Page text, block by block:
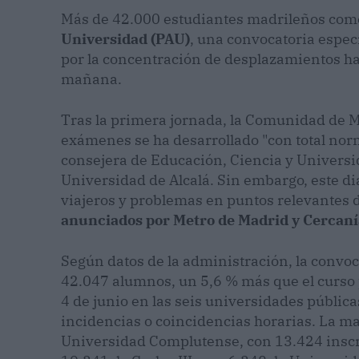
Más de 42.000 estudiantes madrileños
Universidad (PAU), una convocatoria
por la concentración de desplazamientos
mañana.
Tras la primera jornada, la Comunidad de
exámenes se ha desarrollado "con total
consejera de Educación, Ciencia y
Universidad de Alcalá. Sin embargo, este
viajeros y problemas en puntos relevantes
anunciados por Metro de Madrid y
Según datos de la administración, la
42.047 alumnos, un 5,6 % más que el
4 de junio en las seis universidades
incidencias o coincidencias horarias. La
Universidad Complutense, con 13.424